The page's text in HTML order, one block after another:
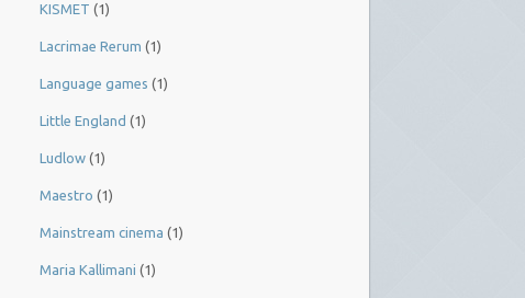
KISMET (1)
Lacrimae Rerum (1)
Language games (1)
Little England (1)
Ludlow (1)
Maestro (1)
Mainstream cinema (1)
Maria Kallimani (1)